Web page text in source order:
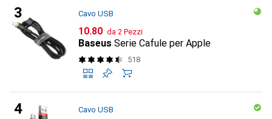
Cavo USB
CHF
10.80 da 2 Pezzi
Baseus Serie Cafule per Apple
518
Cavo USB